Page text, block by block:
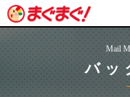
Mail
バッ